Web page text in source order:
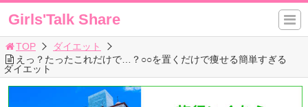
Girls'Talk Share
TOP
ダイエット
えっ？たったこれだけで…？○○を置くだけで痩せる簡単すぎる
ダイエット